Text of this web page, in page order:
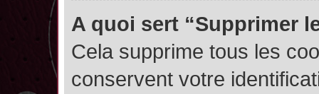
A quoi sert “Supprimer
Cela supprime tous les
conservent votre